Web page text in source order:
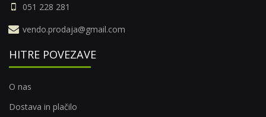
051 228 281
vendo.prodaja@gmail.com
HITRE POVEZAVE
O nas
Dostava in plačilo